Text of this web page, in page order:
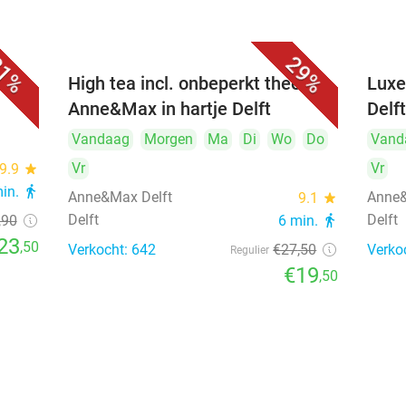
star
directions_walk
,50
29%
High tea incl. onbeperkt thee bij
Anne&Max in hartje Delft
Vandaag Morgen Ma Di Wo
Do
Vr
Anne&Max Delft
9.1 star
Delft 6 min. directions_walk
Verkocht: 642 Regulier €27,50
€19,50
Delft
Vr
Delft